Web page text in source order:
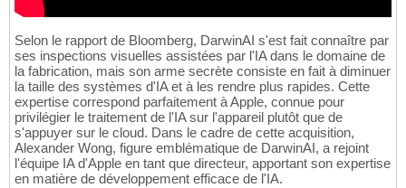
Selon le rapport de Bloomberg, DarwinAI s'est fait connaître par
ses inspections visuelles assistées par l'IA dans le domaine de
la fabrication, mais son arme secrète consiste en fait à diminuer
la taille des systèmes d'IA et à les rendre plus rapides. Cette
expertise correspond parfaitement à Apple, connue pour
privilégier le traitement de l'IA sur l'appareil plutôt que de
s'appuyer sur le cloud. Dans le cadre de cette acquisition,
Alexander Wong, figure emblématique de DarwinAI, a rejoint
l'équipe IA d'Apple en tant que directeur, apportant son expertise
en matière de développement efficace de l'IA.